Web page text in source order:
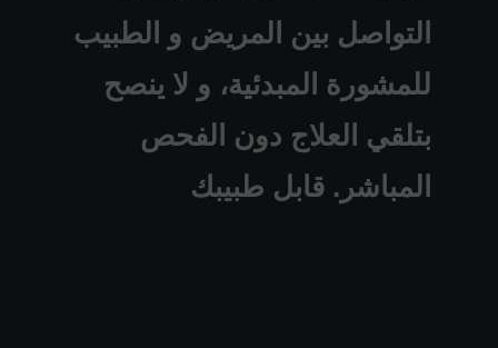
التواصل بين المريض و الطبيب
للمشورة المبدئية، و لا ينصح
بتلقي العلاج دون الفحص
المباشر. قابل طبيبك